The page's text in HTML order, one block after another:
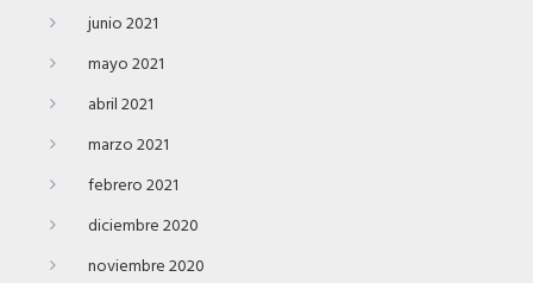
junio 2021
mayo 2021
abril 2021
marzo 2021
febrero 2021
diciembre 2020
noviembre 2020